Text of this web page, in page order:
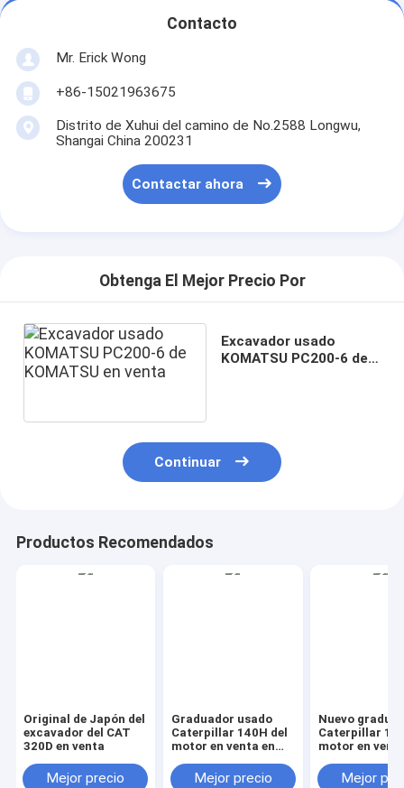
Contacto
Mr. Erick Wong
+86-15021963675
Distrito de Xuhui del camino de No.2588 Longwu,
Shangai China 200231
Contactar ahora
Obtenga El Mejor Precio Por
Excavador usado
KOMATSU PC200-6 de
Continuar
Productos Recomendados
Original de Japón del
excavador del CAT
320D en venta
Mejor precio
Graduador usado
Caterpillar 140H del
motor en venta en
Mejor precio
Nuevo
Caterpillar
motor en
Mejor